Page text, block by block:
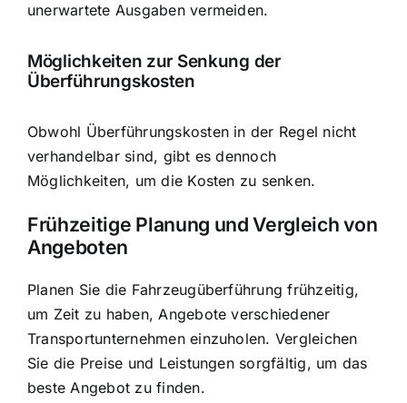
unerwartete Ausgaben vermeiden.
Möglichkeiten zur Senkung der
Überführungskosten
Obwohl Überführungskosten in der Regel nicht
verhandelbar sind, gibt es dennoch
Möglichkeiten, um die Kosten zu senken.
Frühzeitige Planung und Vergleich von
Angeboten
Planen Sie die Fahrzeugüberführung frühzeitig,
um Zeit zu haben, Angebote verschiedener
Transportunternehmen einzuholen. Vergleichen
Sie die Preise und Leistungen sorgfältig, um das
beste Angebot zu finden.